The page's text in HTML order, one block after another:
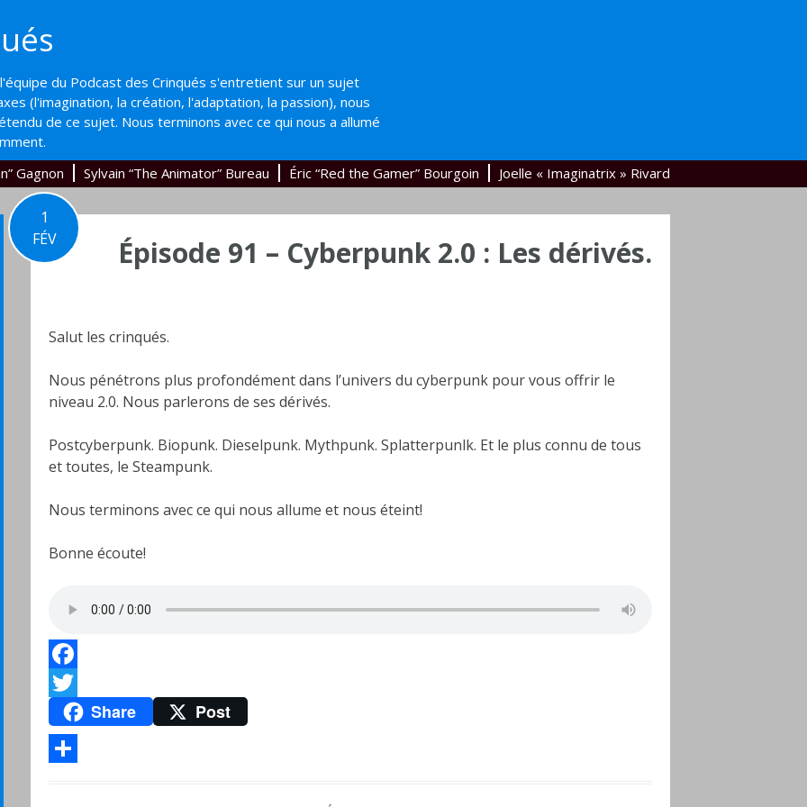
du Podcast des Crinqués s'entretient sur un sujet
(l'imagination, la création, l'adaptation, la passion), nous
de ce sujet. Nous terminons avec ce qui nous a allumé
Gagnon
Sylvain “The Animator” Bureau Éric “Red the Gamer” Bourgoin Joelle « Imaginatrix » Rivard
1
FÉV
Épisode 91 – Cyberpunk 2.0 : Les dérivés.
Salut les crinqués.
Nous pénétrons plus profondément dans l’univers du cyberpunk pour vous offrir le
niveau 2.0. Nous parlerons de ses dérivés.
Postcyberpunk. Biopunk. Dieselpunk. Mythpunk. Splatterpunlk. Et le plus connu de tous
et toutes, le Steampunk.
Nous terminons avec ce qui nous allume et nous éteint!
Bonne écoute!
Facebook
TwitterShare Post